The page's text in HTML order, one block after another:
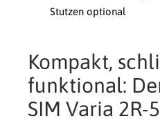
Stutzen optional
Kompakt,
funktional:
SIM Varia 2R-